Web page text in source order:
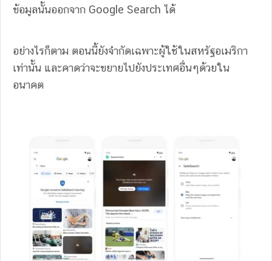
ข้อมูลนั้นออกจาก Google Search ได้
อย่างไรก็ตาม ตอนนี้ยังจำกัดเฉพาะผู้ใช้ในสหรัฐอเมริกา
เท่านั้น และคาดว่าจะขยายไปยังประเทศอื่นๆด้วยใน
อนาคต